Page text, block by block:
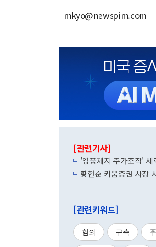
mkyo@newspim.com
[관련기사]
'영풍제지 주가조작'
황현순 키움증권 사장
[관련키워드]
혐의 구속